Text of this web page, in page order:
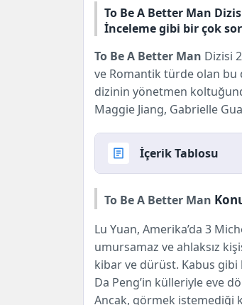
To Be A Better Man
İnceleme gibi bir çok
To Be A Better Man Dizisi
ve Romantik türde olan bu
dizinin yönetmen
Maggie Jiang, Gabrielle
İçerik Tablosu
To Be A Better Man
To Be A Better Man
Lu Yuan, Amerika’da 3
umursamaz ve ahlaksız
kibar ve dürüst. Kabus gibi
Da Peng’in külleriyle eve
Ancak, görmek istemediği